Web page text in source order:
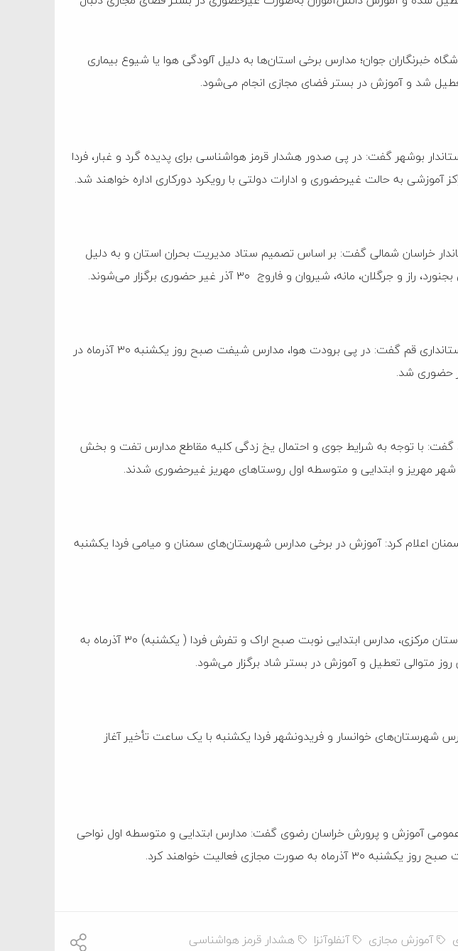
خبرنگاران جوان؛ مدارس برخی استان‌ها به دلیل آلودگی هوا یا شیوع بیماری
بوشهر گفت: در پی صدور هشدار قرمز هواشناسی برای پدیده گرد و غبار، فردا
خراسان شمالی گفت: بر اساس تصمیم ستاد مدیریت بحران استان و به دلیل
مانه، شیروان و فاروج ۳۰ آذر غیر حضوری برگزار می‌شوند.
معاون توسعه مدیریت و منابع استانداری قم گفت: در پی برودت هوا، مدارس شیفت صبح روز یکشنبه ۳۰ آذرماه در
حضوری شد.
گفت: با توجه به شرایط جوی و احتمال یخ زدگی کلیه مقاطع مدارس تفت و بخش
شهر مهریز و ابتدایی و متوسطه اول روستا‌های مهریز غیرحضوری شدند.
اعلام کرد: آموزش در برخی مدارس شهرستان‌های سمنان و میامی فردا یکشنبه
بر اساس تصمیم مدیریت بحران استان مرکزی، مدارس ابتدایی نوبت صبح اراک و تفرش فردا ( یکشنبه) ۳۰ آذرماه به
روز متوالی تعطیل و آموزش در بستر شاد برگزار می‌شود.
شهرستان‌های خوانسار و فریدونشهر فردا یکشنبه با یک ساعت تأخیر آغاز
عمومی آموزش و پرورش خراسان رضوی گفت: مدارس ابتدایی و متوسطه اول نواحی
صورت مجازی فعالیت خواهند کرد.
آموزش مجازی آنفلوآنزا هشدار قرمز هواشناسی